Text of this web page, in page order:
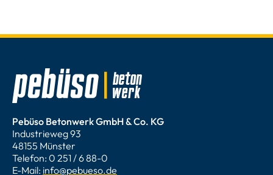
Pebüso Betonwerk GmbH & Co. KG
Industrieweg 93
48155 Münster
Telefon: 0 251 / 6 88-0
E-Mail: info@pebueso.de